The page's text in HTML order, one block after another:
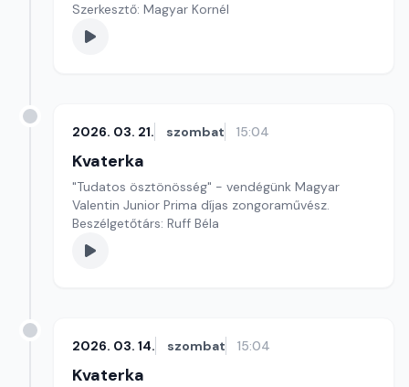
Szerkesztő: Magyar Kornél
2026. 03. 21. szombat 15:04
Kvaterka
"Tudatos ösztönösség" - vendégünk Magyar
Valentin Junior Prima díjas zongoraművész.
Beszélgetőtárs: Ruff Béla
2026. 03. 14. szombat 15:04
Kvaterka